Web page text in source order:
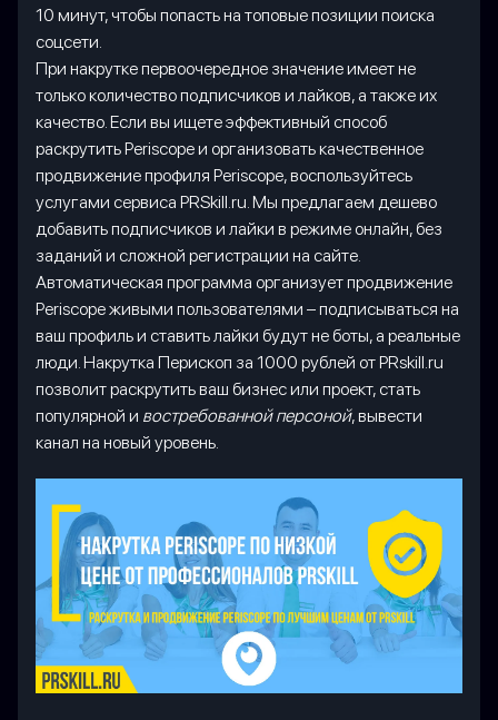
10 минут, чтобы попасть на топовые позиции поиска
соцсети.
При накрутке первоочередное значение имеет не
только количество подписчиков и лайков, а также их
качество. Если вы ищете эффективный способ
раскрутить Periscope и организовать качественное
продвижение профиля Periscope, воспользуйтесь
услугами сервиса PRSkill.ru. Мы предлагаем дешево
добавить подписчиков и лайки в режиме онлайн, без
заданий и сложной регистрации на сайте.
Автоматическая программа организует продвижение
Periscope живыми пользователями – подписываться на
ваш профиль и ставить лайки будут не боты, а реальные
люди. Накрутка Перископ за 1000 рублей от PRskill.ru
позволит раскрутить ваш бизнес или проект, стать
популярной и востребованной персоной, вывести
канал на новый уровень.